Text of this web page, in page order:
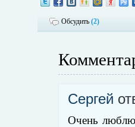
Обсудить (2)
Сергей
Очень люблю